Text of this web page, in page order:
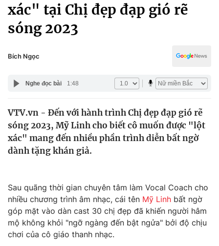
Chính trị
Xã hội
Pháp luật
Y tế
Thế giới
Tin tức
Thế giới đó đây
Kinh tế
Thị trường
Góc doanh nghiệp
Truyền hình
Phim VTV
Hậu trường
Giải trí
Truyền hình
Văn hóa - Giải trí
Y tế
Công nghệ
xác" tại Chị đẹp đạp gió rẽ
sóng 2023
Bích Ngọc
Nghe đọc bài 1:48
VTV.vn - Đến với hành trình Chị đẹp đạp gió rẽ
sóng 2023, Mỹ Linh cho biết cô muốn được "lột
xác" mang đến nhiều phần trình diễn bất ngờ
dành tặng khán giả.
Sau quãng thời gian chuyên tâm làm Vocal Coach cho
nhiều chương trình âm nhạc, cái tên Mỹ Linh bất ngờ
góp mặt vào dàn cast 30 chị đẹp đã khiến người hâm
mộ không khỏi "ngỡ ngàng đến bật ngửa" bởi độ chịu
chơi của cô giáo thanh nhạc.